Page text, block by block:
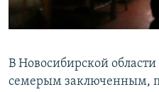
Все сайты РСЕ/РС
В Новосибирской
семерым заключенным,